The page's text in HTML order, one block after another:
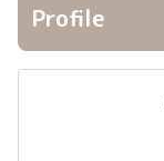
Profile